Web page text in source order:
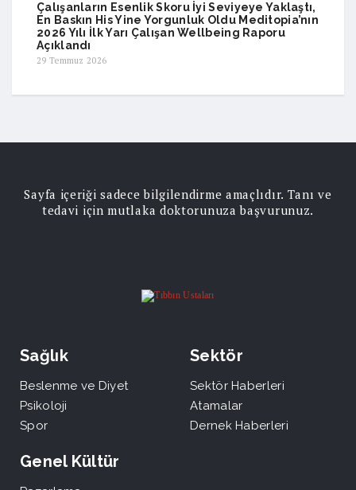
Çalışanların Esenlik Skoru İyi Seviyeye Yaklaştı,
En Baskın His Yine Yorgunluk Oldu Meditopia’nın
2026 Yılı İlk Yarı Çalışan Wellbeing Raporu
Açıklandı
29 Temmuz 2026
Sayfa içeriği sadece bilgilendirme amaçlıdır. Tanı ve
tedavi için mutlaka doktorunuza başvurunuz.
Sağlık
Beslenme ve Diyet
Psikoloji
Spor
Sektör
Sektör Haberleri
Atamalar
Dernek Haberleri
Genel Kültür